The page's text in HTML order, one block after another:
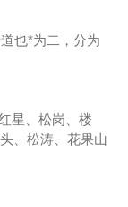
也*为二，分为
星、松岗、楼
、松涛、花果山